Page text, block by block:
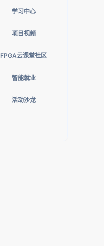
学习中心
项目视频
FPGA云课堂社区
智能就业
活动沙龙